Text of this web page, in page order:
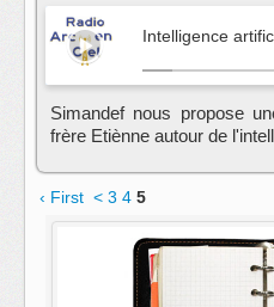
Simandef nous propose
frère Etiènne autour de
‹ First < 3 4 5